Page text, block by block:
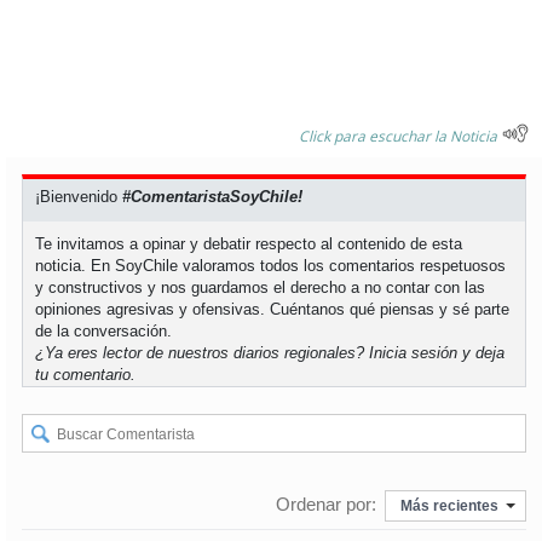
Click para escuchar la Noticia
¡Bienvenido#ComentaristaSoyChile!
Te invitamos a opinar y debatir respecto al contenido de esta
noticia. En SoyChile valoramos todos los comentarios respetuosos
y constructivos y nos guardamos el derecho a no contar con las
opiniones agresivas y ofensivas. Cuéntanos qué piensas y sé parte
de la conversación.
¿Ya eres lector de nuestros diarios regionales?Inicia sesión y deja
tu comentario.
Ordenar por: Más recientes